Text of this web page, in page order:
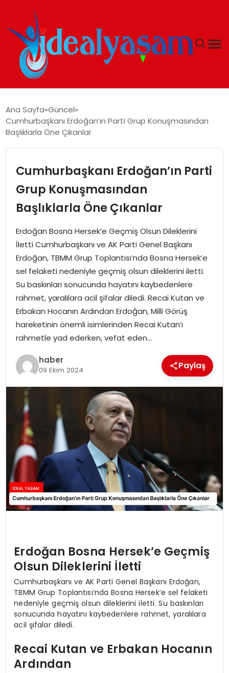
GÜNDEM
İDEAL SPOR
YAŞAM
MAGAZIN
SAĞLIK
SOSYAL HABER
Ana Sayfa Güncel
Cumhurbaşkanı Erdoğan’ın Parti Grup Konuşmasından
Başlıklarla Öne Çıkanlar
Cumhurbaşkanı Erdoğan’ın Parti
Grup Konuşmasından
Başlıklarla Öne Çıkanlar
Erdoğan Bosna Hersek’e Geçmiş Olsun Dileklerini
İletti Cumhurbaşkanı ve AK Parti Genel Başkanı
Erdoğan, TBMM Grup Toplantısı’nda Bosna Hersek’e
sel felaketi nedeniyle geçmiş olsun dileklerini iletti.
Su baskınları sonucunda hayatını kaybedenlere
rahmet, yaralılara acil şifalar diledi. Recai Kutan ve
Erbakan Hocanın Ardından Erdoğan, Milli Görüş
hareketinin önemli isimlerinden Recai Kutan’ı
rahmetle yad ederken, vefat eden…
haber
09 Ekim 2024 Paylaş
Erdoğan Bosna Hersek’e Geçmiş
Olsun Dileklerini İletti
Cumhurbaşkanı ve AK Parti Genel Başkanı Erdoğan,
TBMM Grup Toplantısı’nda Bosna Hersek’e sel felaketi
nedeniyle geçmiş olsun dileklerini iletti. Su baskınları
sonucunda hayatını kaybedenlere rahmet, yaralılara
acil şifalar diledi.
Recai Kutan ve Erbakan Hocanın
Ardından